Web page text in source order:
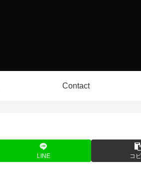
Contact
LINE コ